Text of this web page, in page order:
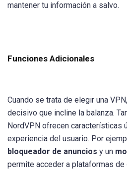
mantener tu información a salvo.
Funciones Adicionales
Cuando se trata de elegir una
decisivo que incline la balanza.
NordVPN ofrecen características
experiencia del usuario. Por
bloqueador de anuncios y un
permite acceder a plataformas